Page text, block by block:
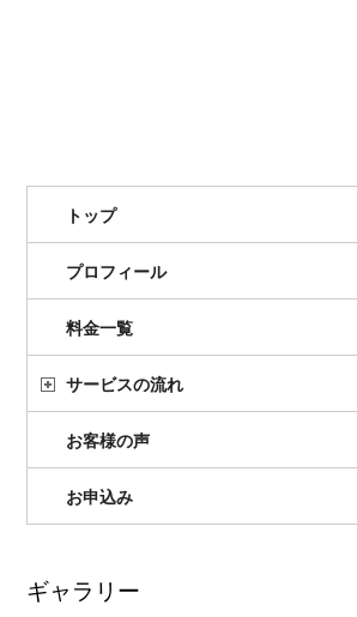
トップ
プロフィール
料金一覧
サービスの流れ
お客様の声
お申込み
ギャラリー